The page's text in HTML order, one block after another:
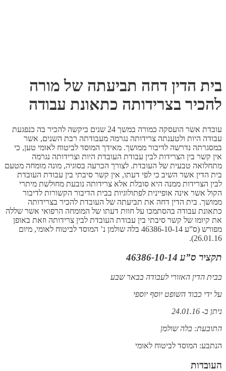
בית הדין דחה תביעתה של מורה
להכיר בצרידותה כתאונת עבודה
עובדת אשר הועסקה כמורה במשך 24 שנים ביקשה להכיר בה כנפגעת
עבודה היות ולטענתה צרידותה נגרמה מעבודתה רבת השנים, אשר
במסגרתה נדרשה לדיבור ממושך. מאידך המוסד לביטוח לאומי טען, כי
אין קשר בין הצרידות לבין עבודת העובדת היות וצרידותה נגרמה
מתחלואה טבעית של העובדת. לצורך הכרעה בסוגיה, מונה מומחה מטעם
בית הדין אשר השיב כי לפי דעתו, אין קשר סיבתי בין עבודת העובדת
לבין הצרידות ממנה היא סובלת אלא צרידותה נובעת מחולשת מיתרי
הקול אשר אינה אופיינית לפתולוגיות בבית הדיבור הקשורות לדיבור
ממושך. בית הדין דחה את תביעתה של העובדת להכיר בצרידותה
כתאונת עבודה בהסתמכו על חוות דעתו של המומחה הרפואי אשר שללה
את קיומו של קשר סיבתי בין עבודת העובדת לבין צרידותה וזאת באופן
מפורש (ס”ע 46386-10-14 בלה שולמן נ’ המוסד לביטוח לאומי, מיום
26.01.16).
תקציר ס”ע 46386-10-14
בבית הדין האזורי לעבודה בבאר שבע
על ידי כבוד השופט יוסף יוספי
ניתן ב- 24.01.16
התובעת: בלה שולמן
הנתבע: המוסד לביטוח לאומי
העובדות